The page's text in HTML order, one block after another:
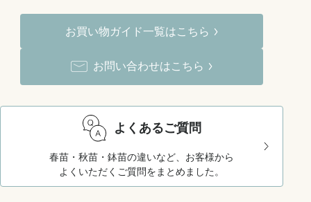
お買い物ガイド一覧はこちら
お問い合わせはこちら
よくあるご質問
春苗・秋苗・鉢苗の違いなど、お客様から
よくいただくご質問をまとめました。